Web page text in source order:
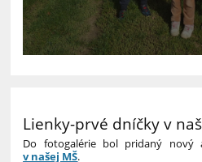
Lienky-prvé dníčky v
Do fotogalérie bol pridaný nový
v našej MŠ.